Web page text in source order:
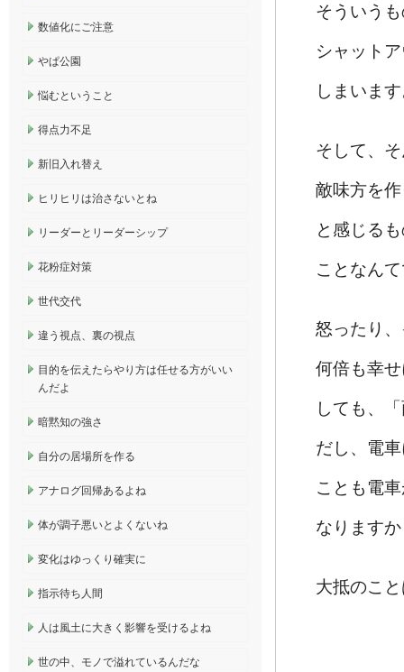
そういう
シャット
しまいま
そして、
敵味方を
と感じる
ことなん
怒ったり
何倍も幸
しても、
だし、電
ことも電
なります
大抵のこ
数値化にご注意
やぱ公園
悩むということ
得点力不足
新旧入れ替え
ヒリヒリは治さないとね
リーダーとリーダーシップ
花粉症対策
世代交代
違う視点、裏の視点
目的を伝えたらやり方は任せる方がいい
んだよ
暗黙知の強さ
自分の居場所を作る
アナログ回帰あるよね
体が調子悪いとよくないね
変化はゆっくり確実に
指示待ち人間
人は風土に大きく影響を受けるよね
世の中、モノで溢れているんだな